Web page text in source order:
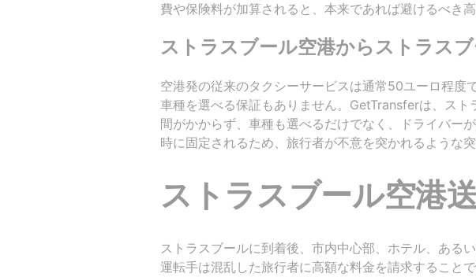
費や保険料が加算されると、本来であれば避けるべき
ストラスブール空港からストラス
空港発の従来のタクシーサービスは通常50ユーロ程度
車種を選べる保証もありません。GetTransferは、ス
間がかからず、車種も選べるだけでなく、ドライバー
時に固定されるため、旅行者が不意を突かれるような
ストラスブール空港
ストラスブールに到着後、市内中心部、ホテル、ある
運転手は混乱した旅行者に高額な料金を請求すること